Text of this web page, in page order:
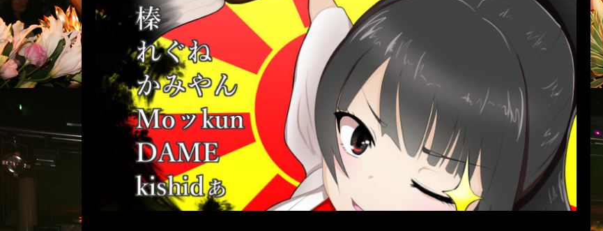
2021年1月22日
club COCOA
コメントは受け付けていません
1月31日(日) こんな僕でもアニソン好き集めてパーティーがしたい vol.33 (アニ
ソン/ボーカロイド) open 15:50 start 16:00 [Dj] 今世紀最大級のロケットハート
打ち上げ隊 榛 ねぐれ か […]
続きを読む